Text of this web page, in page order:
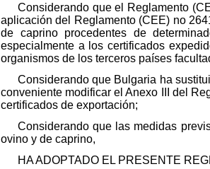
Considerando que el Reglamento
aplicación del Reglamento (CEE) no
de caprino procedentes de
especialmente a los certificados
organismos de los terceros países
Considerando que Bulgaria ha
conveniente modificar el Anexo III del
certificados de exportación;
Considerando que las medidas
ovino y de caprino,
HA ADOPTADO EL PRESENTE